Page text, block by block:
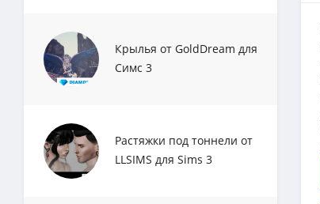
Крылья от GoldDream для
Симс 3
Растяжки под тоннели от
LLSIMS для Sims 3